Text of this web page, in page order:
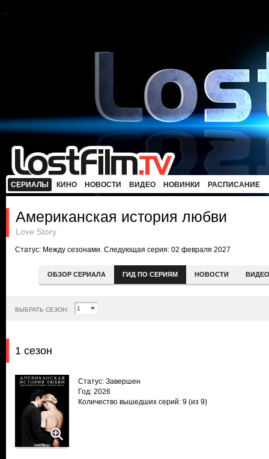
СЕРИАЛЫ КИНО НОВОСТИ ВИДЕО НОВИНКИ РАСПИСАНИЕ
Американская история любви
Love Story
Статус: Между сезонами. Следующая серия: 02 февраля 2027
ОБЗОР СЕРИАЛА ГИД ПО СЕРИЯМ НОВОСТИ ВИДЕО
ВЫБРАТЬ СЕЗОН:
1 сезон
Статус: Завершен
Год: 2026
Количество вышедших серий: 9 (из 9)